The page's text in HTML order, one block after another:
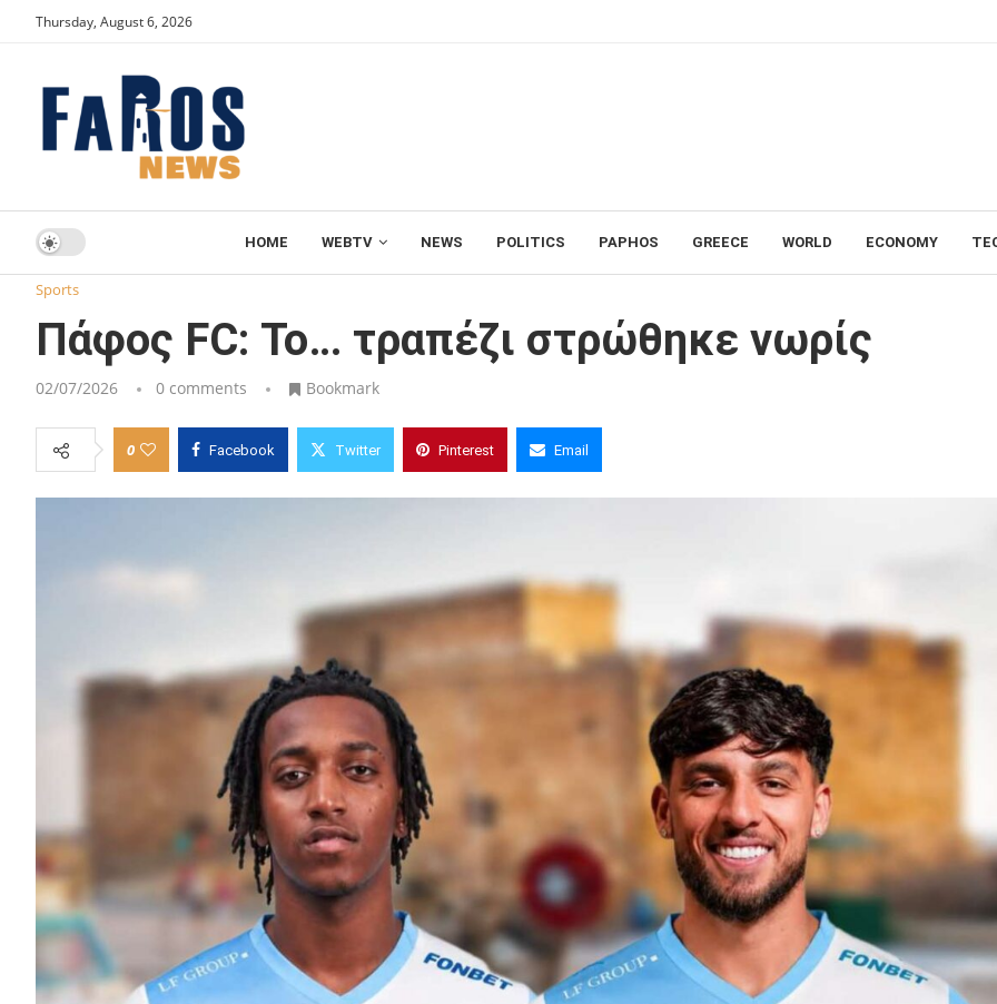
Thursday, August 6, 2026
HOME WEBTV NEWS POLITICS PAPHOS GREECE WORLD ECONOMY
Home Πάφος FC: Το… τραπέζι στρώθηκε νωρίς
Sports
Πάφος FC: Το… τραπέζι στρώθηκε νωρίς
02/07/2026 0 comments Bookmark
0 Facebook Twitter Pinterest Email